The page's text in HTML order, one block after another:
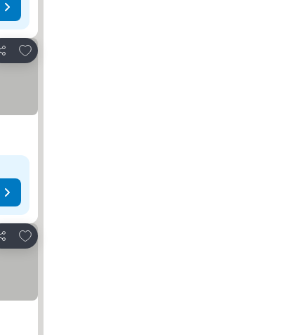
Partilhar
Adicionar aos favoritos
Partilhar
Adicionar aos favoritos